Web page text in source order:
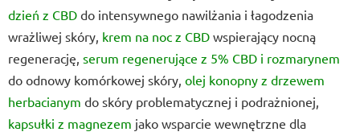
dzień z CBD do intensywnego nawilżania i łagodzenia
wrażliwej skóry, krem na noc z CBD wspierający nocną
regenerację, serum regenerujące z 5% CBD i rozmarynem
do odnowy komórkowej skóry, olej konopny z drzewem
herbacianym do skóry problematycznej i podrażnionej,
kapsułki z magnezem jako wsparcie wewnętrzne dla